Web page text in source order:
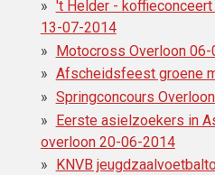
't Helder -
13-07-2014
Motocross Overloon
Afscheidsfeest groene
Springconcours
Eerste asielzoekers in
overloon 20-06-2014
KNVB